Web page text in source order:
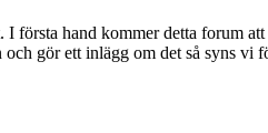
första hand kommer detta forum
gör ett inlägg om det så syns vi